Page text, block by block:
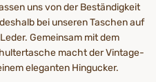
uns von der Beständigkeit
bei unseren Taschen auf
Gemeinsam mit dem
macht der Vintage-
eleganten Hingucker.